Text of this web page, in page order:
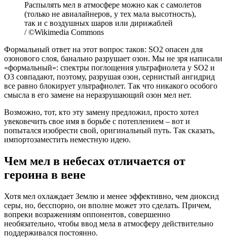
Распылять мел в атмосфере можно как с самолетов
(только не авиалайнеров, у тех мала высотность),
так и с воздушных шаров или дирижаблей
/ ©Wikimedia Commons
Формальный ответ на этот вопрос таков: SO2 опасен для
озонового слоя, банально разрушает озон. Мы не зря написали
«формальный»: спектры поглощения ультрафиолета у SO2 и
О3 совпадают, поэтому, разрушая озон, сернистый ангидрид
все равно блокирует ультрафиолет. Так что никакого особого
смысла в его замене на неразрушающий озон мел нет.
Возможно, тот, кто эту замену предложил, просто хотел
увековечить свое имя в борьбе с потеплением – вот и
попытался изобрести свой, оригинальный путь. Так сказать,
импортозаместить неместную идею.
Чем мел в небесах отличается от
героина в вене
Хотя мел охлаждает Землю и менее эффективно, чем диоксид
серы, но, бесспорно, он вполне может это сделать. Причем,
вопреки возражениям оппонентов, совершенно
необязательно, чтобы ввод мела в атмосферу действительно
поддерживался постоянно.